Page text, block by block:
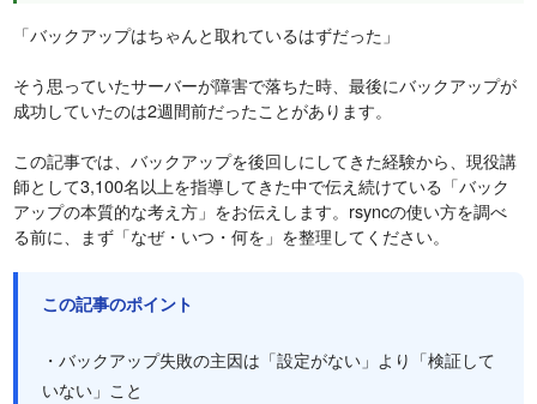
「バックアップはちゃんと取れているはずだった」
そう思っていたサーバーが障害で落ちた時、最後にバックアップが
成功していたのは2週間前だったことがあります。
この記事では、バックアップを後回しにしてきた経験から、現役講
師として3,100名以上を指導してきた中で伝え続けている「バック
アップの本質的な考え方」をお伝えします。rsyncの使い方を調べ
る前に、まず「なぜ・いつ・何を」を整理してください。
この記事のポイント
・バックアップ失敗の主因は「設定がない」より「検証して
いない」こと